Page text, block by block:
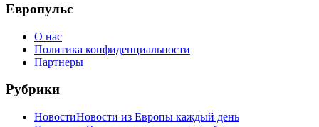
Европульс
О нас
Политика конфиденциальности
Партнеры
Рубрики
НовостиНовости из Европы каждый день